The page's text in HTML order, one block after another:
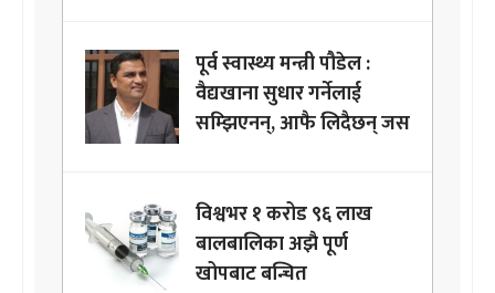
पूर्व स्वास्थ्य मन्त्री पौडेल :
वैद्यखाना सुधार गर्नेलाई
सम्झिएनन्, आफै लिदैछन् जस
विश्वभर १ करोड ९६ लाख
बालबालिका अझै पूर्ण
खोपबाट बन्चित